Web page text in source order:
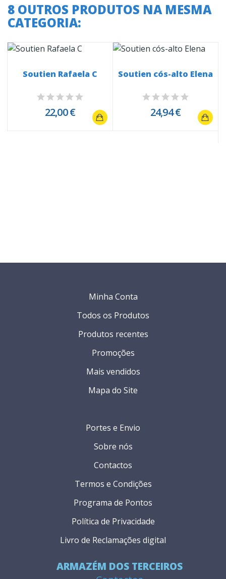
8 OUTROS PRODUTOS NA MESMA
CATEGORIA:
Soutien Rafaela C
22,00 €
Soutien cós-alto Elena
24,94 €
ARMAZÉM DOS TERCEIROS
Portes e Envio
Sobre nós
Contactos
Termos e Condições
Programa de Pontos
Política de Privacidade
Livro de Reclamações digital
Minha Conta
Todos os Produtos
Produtos recentes
Promoções
Mais vendidos
Mapa do Site